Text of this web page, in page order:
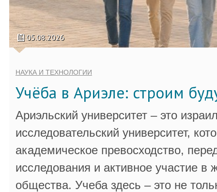
05.08.2026
НАУКА И ТЕХНОЛОГИИ
Учёба в Ариэле: строим
Ариэльский университет – это
исследовательский университет,
академическое превосходство,
исследования и активное участие в
общества. Учеба здесь – это не